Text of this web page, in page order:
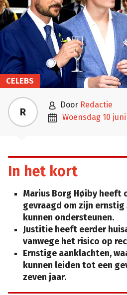
CELEBS
R  door Redactie
 woensdag 10
In het kort
Marius Borg Høiby heeft
gevraagd om zijn
kunnen ondersteunen.
Justitie heeft eerder
vanwege het risico op
Ernstige aanklachten,
kunnen leiden tot een
zeven jaar.